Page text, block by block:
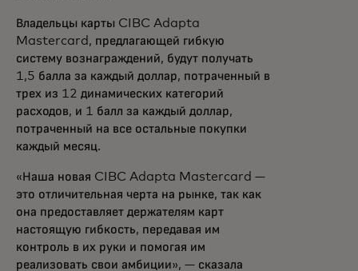
Владельцы карты CIBC Adapta
Mastercard, предлагающей гибкую
систему вознаграждений, будут получать
1,5 балла за каждый доллар, потраченный в
трех из 12 динамических категорий
расходов, и 1 балл за каждый доллар,
потраченный на все остальные покупки
каждый месяц.
«Наша новая CIBC Adapta Mastercard —
это отличительная черта на рынке, так как
она предоставляет держателям карт
настоящую гибкость, передавая им
контроль в их руки и помогая им
реализовать свои амбиции», — сказала